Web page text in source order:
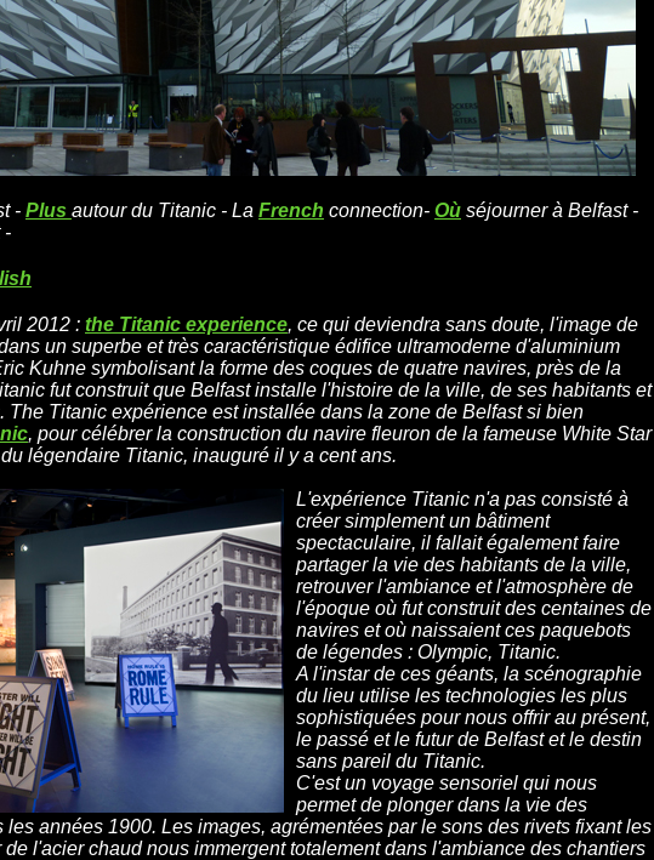
- Plus autour du Titanic - La French connection- Où séjourner à Belfast -
-
2012 : the Titanic experience, ce qui deviendra sans doute, l'image de
un superbe et très caractéristique édifice ultramoderne d'aluminium
Kuhne symbolisant la forme des coques de quatre navires, près de la
fut construit que Belfast installe l'histoire de la ville, de ses habitants et
The Titanic expérience est installée dans la zone de Belfast si bien
, pour célébrer la construction du navire fleuron de la fameuse White Star
légendaire Titanic, inauguré il y a cent ans.
L'expérience Titanic n'a pas consisté à
créer simplement un bâtiment
spectaculaire, il fallait également faire
partager la vie des habitants de la ville,
retrouver l'ambiance et l'atmosphère de
l'époque où fut construit des centaines de
navires et où naissaient ces paquebots
de légendes : Olympic, Titanic.
A l'instar de ces géants, la scénographie
du lieu utilise les technologies les plus
sophistiquées pour nous offrir au présent,
le passé et le futur de Belfast et le destin
sans pareil du Titanic.
C'est un voyage sensoriel qui nous
permet de plonger dans la vie des
années 1900. Les images, agrémentées par le sons des rivets fixant les
l'acier chaud nous immergent totalement dans l'ambiance des chantiers